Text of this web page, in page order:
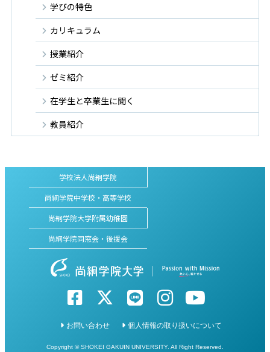
学びの特色
カリキュラム
授業紹介
ゼミ紹介
在学生と卒業生に聞く
教員紹介
学校法人尚絅学院
尚絅学院中学校・高等学校
尚絅学院大学附属幼稚園
尚絅学院同窓会・後援会
お問い合わせ 個人情報の取り扱いについて
Copyright © SHOKEI GAKUIN UNIVERSITY. All Right Reserved.